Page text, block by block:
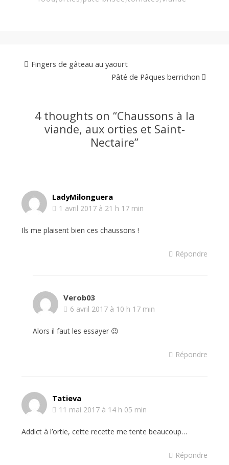
Fingers de gâteau au yaourt
Pâté de Pâques berrichon
4 thoughts on “Chaussons à la
viande, aux orties et Saint-
Nectaire”
LadyMilonguera
1 avril 2017 à 21 h 17 min
Ils me plaisent bien ces chaussons !
Répondre
Verob03
6 avril 2017 à 10 h 17 min
Alors il faut les essayer 😉
Répondre
Tatieva
11 mai 2017 à 14 h 05 min
Addict à l’ortie, cette recette me tente beaucoup…
Répondre